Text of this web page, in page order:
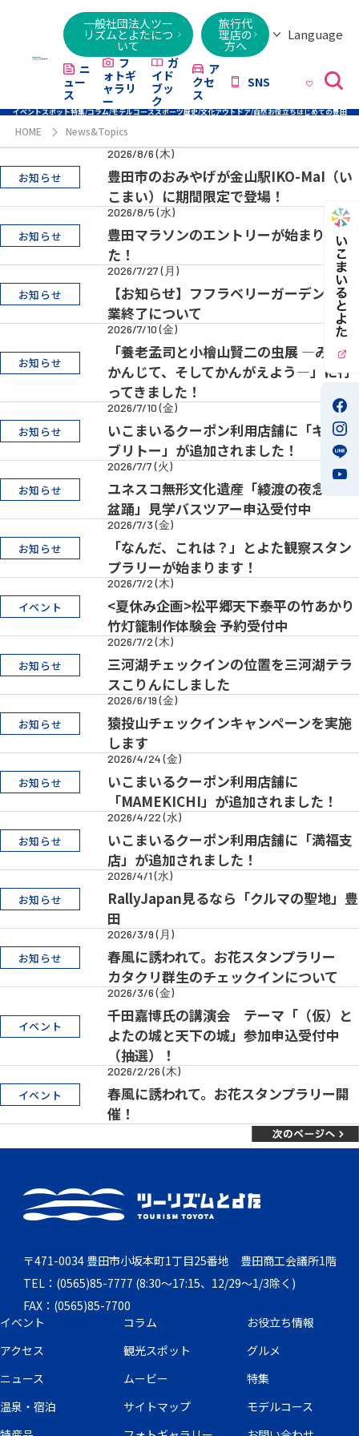
一般社団法人ツー
リズムとよたにつ
いて
旅行代
理店の
方へ
Language
Việt
ニ
ュー
ス
フ
ォトギ
ャラリ
ー
ガ
イド
ブッ
ク
ア
クセ
ス
SNS
イベントスポット特集/コラム/モデルコーススポーツ歴史/文化アウトドア/自然お役立ちはじめての豊田
HOME News&Topics
お知らせ
2026/8/6 (木)
豊田市のおみやげが金山駅IKO-MaI（い
こまい）に期間限定で登場！
お知らせ
2026/8/5 (水)
豊田マラソンのエントリーが始まりまし
た！
お知らせ
2026/7/27 (月)
【お知らせ】フフラベリーガーデンの営
業終了について
お知らせ
2026/7/10 (金)
「養老孟司と小檜山賢二の虫展 ―みて、
かんじて、そしてかんがえよう―」に行
ってきました！
お知らせ
2026/7/10 (金)
いこまいるクーポン利用店舗に「キング
ブリトー」が追加されました！
お知らせ
2026/7/7 (火)
ユネスコ無形文化遺産「綾渡の夜念仏と
盆踊」見学バスツアー申込受付中
お知らせ
2026/7/3 (金)
「なんだ、これは？」とよた観察スタン
プラリーが始まります！
イベント
2026/7/2 (木)
<夏休み企画>松平郷天下泰平の竹あかり
竹灯籠制作体験会 予約受付中
お知らせ
2026/7/2 (木)
三河湖チェックインの位置を三河湖テラ
スこりんにしました
お知らせ
2026/6/19 (金)
猿投山チェックインキャンペーンを実施
します
お知らせ
2026/4/24 (金)
いこまいるクーポン利用店舗に
「MAMEKICHI」が追加されました！
お知らせ
2026/4/22 (水)
いこまいるクーポン利用店舗に「満福支
店」が追加されました！
お知らせ
2026/4/1 (水)
RallyJapan見るなら「クルマの聖地」豊
田
お知らせ
2026/3/9 (月)
春風に誘われて。お花スタンプラリー
カタクリ群生のチェックインについて
イベント
2026/3/6 (金)
千田嘉博氏の講演会 テーマ「（仮）と
よたの城と天下の城」参加申込受付中
（抽選）！
イベント
2026/2/26 (木)
春風に誘われて。お花スタンプラリー開
催！
〒471-0034 豊田市小坂本町1丁目25番地 豊田商工会議所1階
TEL：(0565)85-7777 (8:30～17:15、12/29～1/3除く)
FAX：(0565)85-7700
イベント
コラム
お役立ち情報
アクセス
観光スポット
グルメ
ニュース
ムービー
特集
温泉・宿泊
サイトマップ
モデルコース